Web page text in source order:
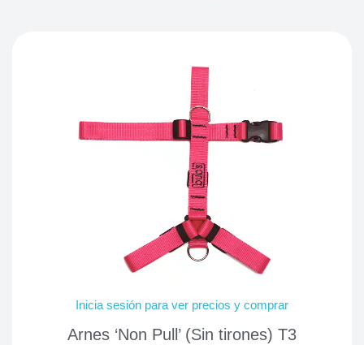
Inicia sesión para ver precios y comprar
Arnes ‘Non Pull’ (Sin tirones) T3